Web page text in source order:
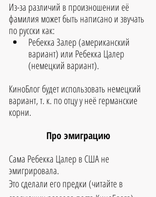
Из-за различий в произношении её
фамилия может быть написано и звучать
по русски как:
Ребекка Залер (американский
вариант) или Ребекка Цалер
(немецкий вариант).
КиноБлог будет использовать немецкий
вариант, т. к. по отцу у неё германские
корни.
Про эмиграцию
Сама Ребекка Цалер в США не
эмигрировала.
Это сделали его предки (читайте в